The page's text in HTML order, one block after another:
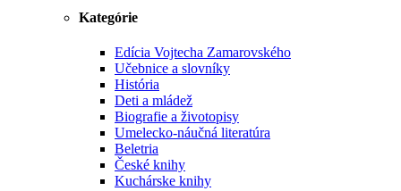
Kategórie
Edícia Vojtecha Zamarovského
Učebnice a slovníky
História
Deti a mládež
Biografie a životopisy
Umelecko-náučná literatúra
Beletria
České knihy
Kuchárske knihy